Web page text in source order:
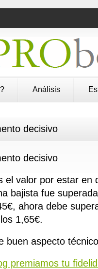
Análisis
decisivo
decisivo
el valor por estar en
bajista fue
ahora debe
1,65€.
buen aspecto técnico
premiamos tu